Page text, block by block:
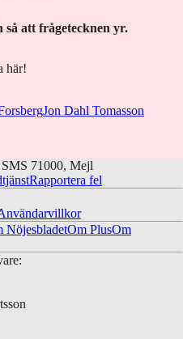
att frågetecknen yr.
här!
Jon Dahl Tomasson
SMS 71000, Mejl
Rapportera fel
NöjesbladetOm PlusOm